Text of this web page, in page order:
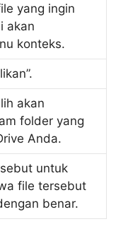
yang ingin
akan
konteks.
akan
folder yang
Anda.
untuk
file tersebut
benar.